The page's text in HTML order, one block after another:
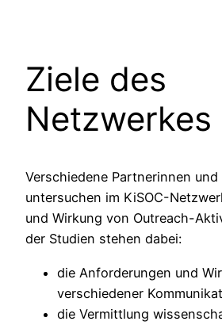
Ziele des
Netzwerkes
Verschiedene Partnerinnen und
untersuchen im KiSOC-
und Wirkung von Outreach-
der Studien stehen dabei:
die Anforderungen und
verschiedener
die Vermittlung